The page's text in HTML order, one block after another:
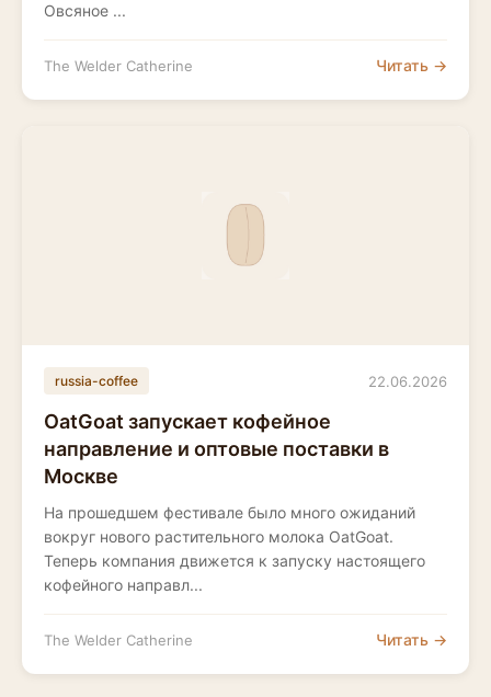
Овсяное ...
The Welder Catherine Читать →
russia-coffee 22.06.2026
OatGoat запускает кофейное
направление и оптовые поставки в
Москве
На прошедшем фестивале было много ожиданий
вокруг нового растительного молока OatGoat.
Теперь компания движется к запуску настоящего
кофейного направл...
The Welder Catherine Читать →